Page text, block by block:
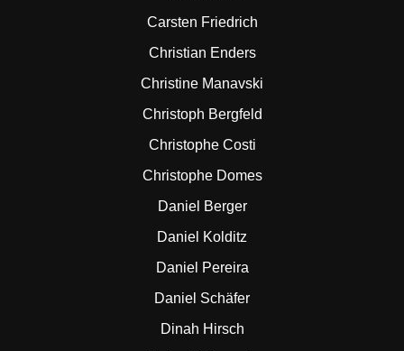
Carsten Friedrich
Christian Enders
Christine Manavski
Christoph Bergfeld
Christophe Costi
Christophe Domes
Daniel Berger
Daniel Kolditz
Daniel Pereira
Daniel Schäfer
Dinah Hirsch